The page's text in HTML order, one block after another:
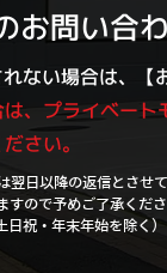
お問い合
ない場合は、
、プライベート
さい。
日以降の返信とさせて
ので予めご了承くださ
日祝・年末年始を除く）